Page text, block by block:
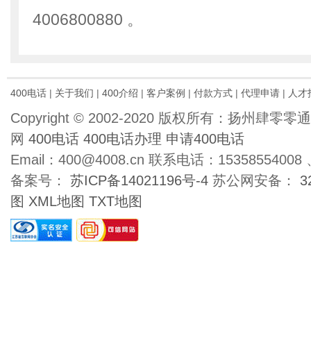
4006800880 。
400电话 | 关于我们 | 400介绍 | 客户案例 | 付款方式 | 代理申请 | 人才
Copyright © 2002-2020 版权所有：扬州肆零零
网 400电话 400电话办理 申请400电话
Email：400@4008.cn 联系电话：15358554008
备案号：
苏ICP备14021196号-4 苏公网安备：
图 XML地图 TXT地图